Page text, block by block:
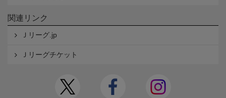
関連リンク
Ｊリーグ.jp
Ｊリーグチケット